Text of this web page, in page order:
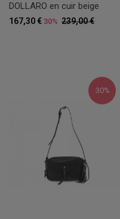
DOLLARO en cuir beige
239,00 €
167,30 € 30%
30%